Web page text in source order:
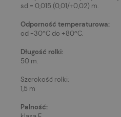
sd = 0,015 (­0,01/+0,02) m.
Odporność temperaturowa:
od ­-30ºC do +80ºC.
Długość rolki:
50 m.
Szerokość rolki:
1,5 m
Palność: